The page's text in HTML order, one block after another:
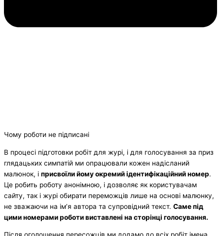
Чому роботи не підписані
В процесі підготовки робіт для журі, і для голосування за приз
глядацьких симпатій ми опрацювали кожен надісланий
малюнок, і присвоїли йому окремий ідентифікаційний номер.
Це робить роботу анонімною, і дозволяє як користувачам
сайту, так і журі обирати переможців лише на основі малюнку,
не зважаючи на ім’я автора та супровідний текст. Саме під
цими номерами роботи виставлені на сторінці голосування.